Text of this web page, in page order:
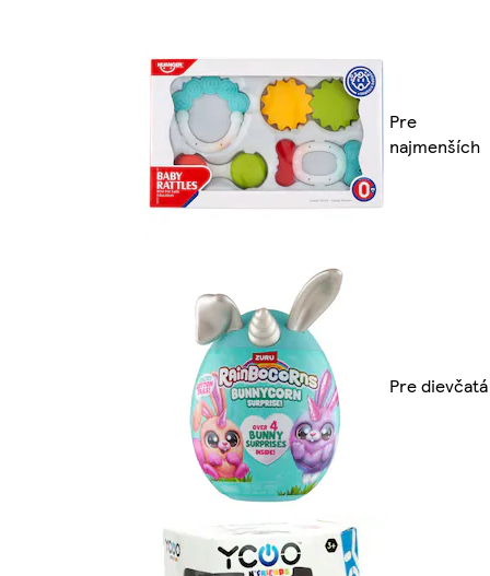
Pre
najmenších
Pre dievčatá